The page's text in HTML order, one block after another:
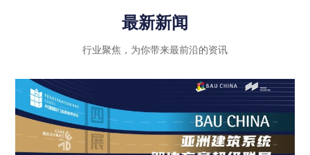
用，同时注重政策法规的引导和推动作用，进一步
推动建筑行业向高质量发展迈进。
最新新闻
行业聚焦，为你带来最前沿的资讯